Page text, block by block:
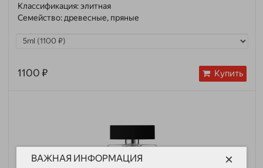
ВАЖНАЯ ИНФОРМАЦИЯ ×
Классификация:элитная
Семейство: древесные, пряные
1100 ₽ Купить